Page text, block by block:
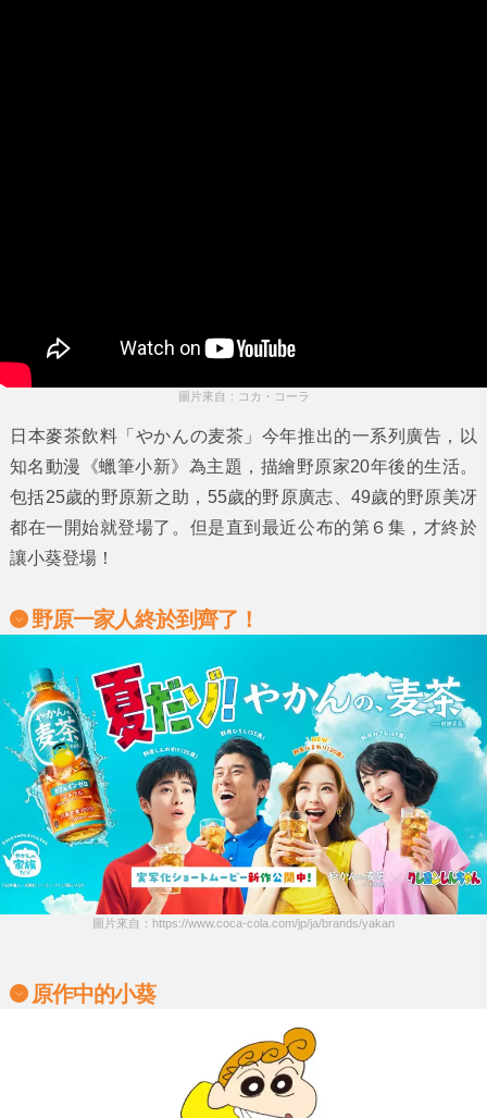
圖片來自：コカ・コーラ
日本麥茶飲料 「やかんの麦茶」 今年推出的一系列廣告，以
知名動漫
《蠟筆小新》 為主題，描繪野原家20年後的生活。
包括25歲的野原新之助，55歲的野原廣志、49歲的野原美冴
都在一開始就登場了。但是直到最近公布的第６集，才終於
讓小葵登場！
野原一家人終於到齊了！
圖片來自：https://www.coca-cola.com/jp/ja/brands/yakan
原作中的小葵